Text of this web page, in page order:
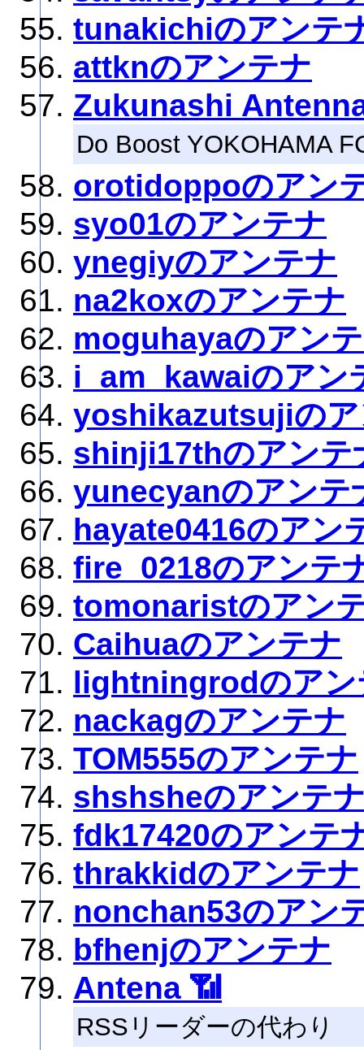
tunakichiのアンテ
attknのアンテナ
Zukunashi
Do Boost YOKOHAMA
orotidoppoのアン
syo01のアンテナ
ynegiyのアンテナ
na2koxのアンテナ
moguhayaのアン
i_am_kawaiのアン
yoshikazutsujiのア
shinji17thのアンテ
yunecyanのアンテ
hayate0416のアン
fire_0218のアンテ
tomonaristのアン
Caihuaのアンテナ
lightningrodのアン
nackagのアンテナ
TOM555のアンテナ
shshsheのアンテ
fdk17420のアンテ
thrakkidのアンテナ
nonchan53のアン
bfhenjのアンテナ
Antena 📶
RSSリーダーの代わり